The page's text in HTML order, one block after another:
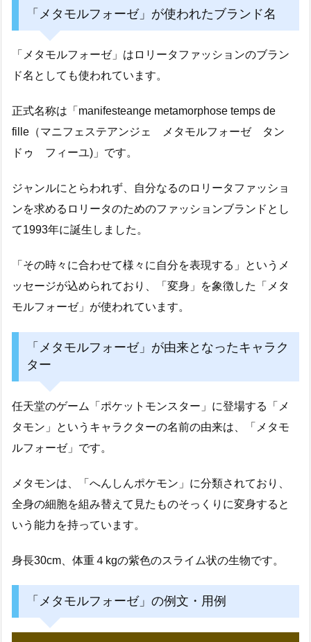
「メタモルフォーゼ」が使われたブランド名
「メタモルフォーゼ」はロリータファッションのブラン
ド名としても使われています。
正式名称は「manifesteange metamorphose temps de
fille（マニフェステアンジェ メタモルフォーゼ タン
ドゥ フィーユ)」です。
ジャンルにとらわれず、自分なるのロリータファッショ
ンを求めるロリータのためのファッションブランドとし
て1993年に誕生しました。
「その時々に合わせて様々に自分を表現する」というメ
ッセージが込められており、「変身」を象徴した「メタ
モルフォーゼ」が使われています。
「メタモルフォーゼ」が由来となったキャラク
ター
任天堂のゲーム「ポケットモンスター」に登場する「メ
タモン」というキャラクターの名前の由来は、「メタモ
ルフォーゼ」です。
メタモンは、「へんしんポケモン」に分類されており、
全身の細胞を組み替えて見たものそっくりに変身すると
いう能力を持っています。
身長30cm、体重４kgの紫色のスライム状の生物です。
「メタモルフォーゼ」の例文・用例